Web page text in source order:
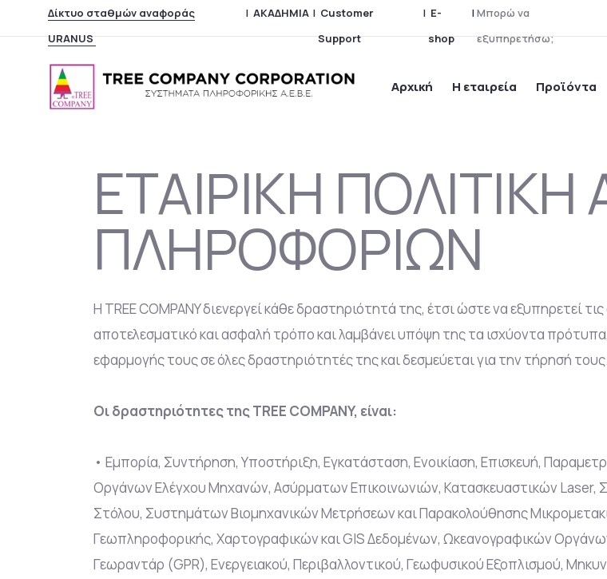
Δίκτυο σταθμών αναφοράς
URANUS
| ΑΚΑΔΗΜΙΑ | Customer
Support
| E-
shop
|Μπορώ να
εξυπηρετήσω;
Αρχική Η εταιρεία Προϊόντα
ΕΤΑΙΡΙΚΗ
ΠΛΗΡΟΦΟΡΙΩΝ
Η TREE COMPANY διενεργεί κάθε δραστηριότητά της, έτσι ώστε να εξυπηρετεί
αποτελεσματικό και ασφαλή τρόπο και λαμβάνει υπόψη της τα ισχύοντα
εφαρμογής τους σε όλες δραστηριότητές της και δεσμεύεται για την τήρησή τους.
Οι δραστηριότητες της TREE COMPANY, είναι:
• Εμπορία, Συντήρηση, Υποστήριξη, Εγκατάσταση, Ενοικίαση, Επισκευή,
Οργάνων Ελέγχου Μηχανών, Ασύρματων Επικοινωνιών, Κατασκευαστικών Laser,
Στόλου, Συστημάτων Βιομηχανικών Μετρήσεων και Παρακολούθησης
Γεωπληροφορικής, Χαρτογραφικών και GIS Δεδομένων, Ωκεανογραφικών
Γεωραντάρ (GPR), Ενεργειακού, Περιβαλλοντικού, Γεωφυσικού Εξοπλισμού,